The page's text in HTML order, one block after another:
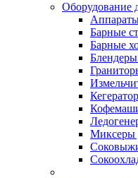
Оборудование
Барные
Барные
Миксеры